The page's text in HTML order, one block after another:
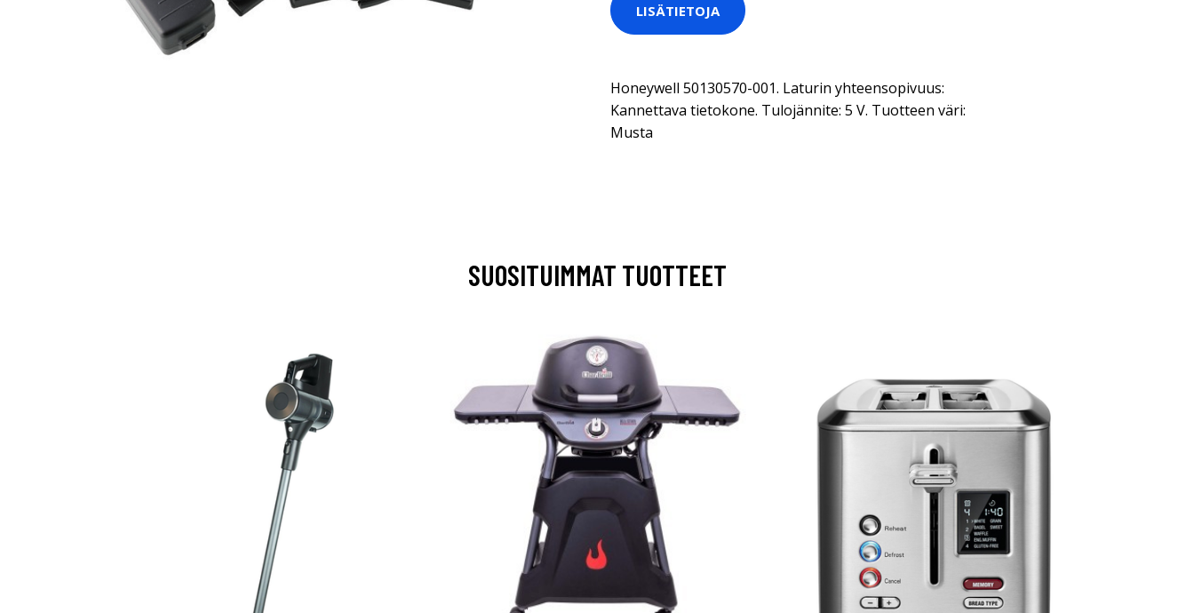
LISÄTIETOJA
Honeywell 50130570-001. Laturin yhteensopivuus:
Kannettava tietokone. Tulojännite: 5 V. Tuotteen väri:
Musta
SUOSITUIMMAT TUOTTEET